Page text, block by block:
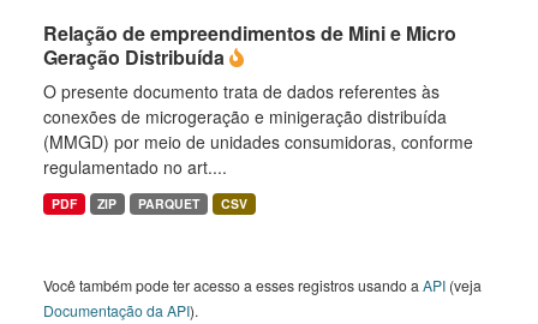
Relação de empreendimentos de Mini e Micro
Geração Distribuída
O presente documento trata de dados referentes às
conexões de microgeração e minigeração distribuída
(MMGD) por meio de unidades consumidoras, conforme
regulamentado no art....
PDF ZIP PARQUET CSV
Você também pode ter acesso a esses registros usando a API (veja
Documentação da API).